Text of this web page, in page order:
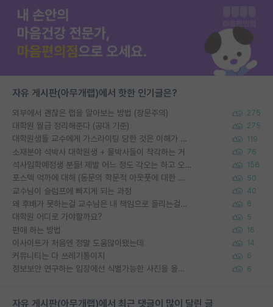
자유 게시판(아무개랩)에서 핫한 인기글은?
외부에서 괜찮은 랩을 알아보는 방법 (장문주의) 275
대학원 월급 정리해준다 (공대 기준) 275
대학원생들 교수에게 가스라이팅 당한 것은 이해가 갑니다. 안타깝네요. 119
소재분야 석박사 대학원생 + 물박사들이 착각하는 거 76
석사입학예정생 분들! 제발 어느 정도 각오는 하고 오세요. 156
포스텍 억까에 대해 (동문의 학문적 아웃풋에 대한 반박) 50
교수님이 슬럼프에 빠지게 되는 과정 40
왜 후배가 못하는걸 교수님은 내 책임으로 돌리는걸까요? 6
대학원 어디로 가야할까요? 5
편애 하는 방법 16
이사이트가 처음엔 정말 도움많이됐는데 14
커뮤니티는 다 쓰레기통이지 6
정보보안 연구하는 입장에선 식별가능한 사진을 올리는건 비추이긴함 6
자유 게시판(아무개랩)에서 최근 댓글이 많이 달린 글